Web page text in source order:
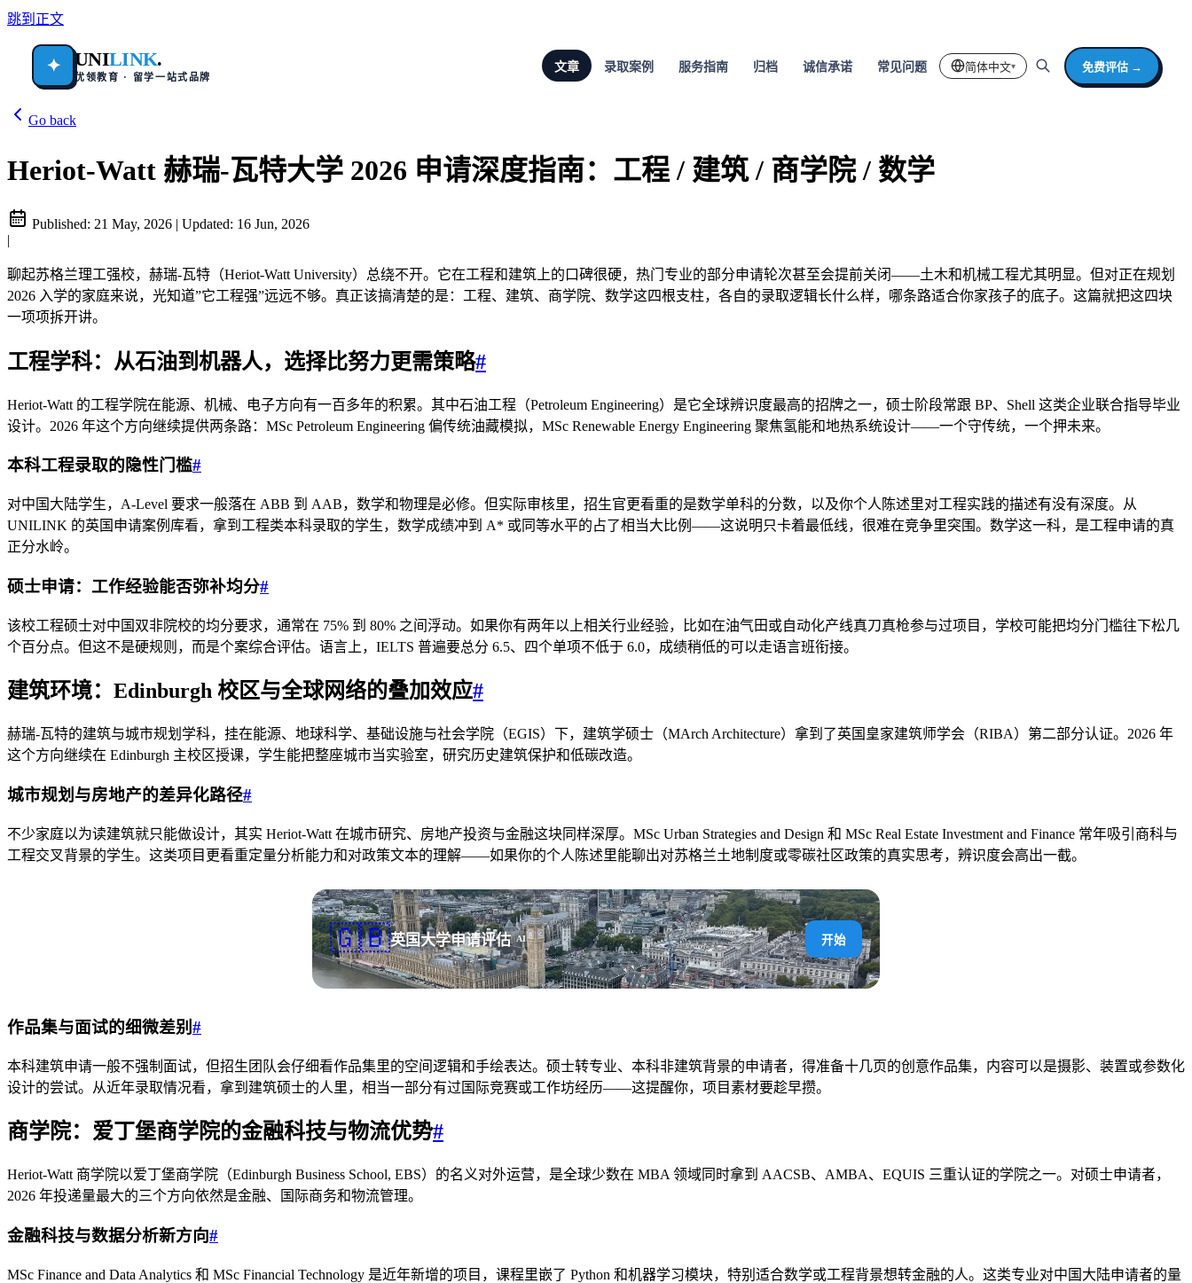
跳到正文
✦ UNILINK.
优领教育 · 留学一站式品牌
文章 录取案例 服务指南 归档 诚信承诺 常见问题 简体中文▾ 免费评估 →
Go back
Heriot-Watt 赫瑞-瓦特大学 2026 申请深度指南：工程 / 建筑 / 商学院 / 数学
Published: 21 May, 2026 | Updated: 16 Jun, 2026
|
聊起苏格兰理工强校，赫瑞-瓦特（Heriot-Watt University）总绕不开。它在工程和建筑上的口碑很硬，热门专业的部分申请轮次甚至会提前关闭——土木和机械工程尤其明显。但对正在规划
2026 入学的家庭来说，光知道”它工程强”远远不够。真正该搞清楚的是：工程、建筑、商学院、数学这四根支柱，各自的录取逻辑长什么样，哪条路适合你家孩子的底子。这篇就把这四块
一项项拆开讲。
工程学科：从石油到机器人，选择比努力更需策略#
Heriot-Watt 的工程学院在能源、机械、电子方向有一百多年的积累。其中石油工程（Petroleum Engineering）是它全球辨识度最高的招牌之一，硕士阶段常跟 BP、Shell 这类企业联合指导毕业
设计。2026 年这个方向继续提供两条路：MSc Petroleum Engineering 偏传统油藏模拟，MSc Renewable Energy Engineering 聚焦氢能和地热系统设计——一个守传统，一个押未来。
本科工程录取的隐性门槛#
对中国大陆学生，A-Level 要求一般落在 ABB 到 AAB，数学和物理是必修。但实际审核里，招生官更看重的是数学单科的分数，以及你个人陈述里对工程实践的描述有没有深度。从
UNILINK 的英国申请案例库看，拿到工程类本科录取的学生，数学成绩冲到 A* 或同等水平的占了相当大比例——这说明只卡着最低线，很难在竞争里突围。数学这一科，是工程申请的真
正分水岭。
硕士申请：工作经验能否弥补均分#
该校工程硕士对中国双非院校的均分要求，通常在 75% 到 80% 之间浮动。如果你有两年以上相关行业经验，比如在油气田或自动化产线真刀真枪参与过项目，学校可能把均分门槛往下松几
个百分点。但这不是硬规则，而是个案综合评估。语言上，IELTS 普遍要总分 6.5、四个单项不低于 6.0，成绩稍低的可以走语言班衔接。
建筑环境：Edinburgh 校区与全球网络的叠加效应#
赫瑞-瓦特的建筑与城市规划学科，挂在能源、地球科学、基础设施与社会学院（EGIS）下，建筑学硕士（MArch Architecture）拿到了英国皇家建筑师学会（RIBA）第二部分认证。2026 年
这个方向继续在 Edinburgh 主校区授课，学生能把整座城市当实验室，研究历史建筑保护和低碳改造。
城市规划与房地产的差异化路径#
不少家庭以为读建筑就只能做设计，其实 Heriot-Watt 在城市研究、房地产投资与金融这块同样深厚。MSc Urban Strategies and Design 和 MSc Real Estate Investment and Finance 常年吸引商科与
工程交叉背景的学生。这类项目更看重定量分析能力和对政策文本的理解——如果你的个人陈述里能聊出对苏格兰土地制度或零碳社区政策的真实思考，辨识度会高出一截。
🇬🇧英国大学申请评估 AI 开始
作品集与面试的细微差别 #
本科建筑申请一般不强制面试，但招生团队会仔细看作品集里的空间逻辑和手绘表达。硕士转专业、本科非建筑背景的申请者，得准备十几页的创意作品集，内容可以是摄影、装置或参数化
设计的尝试。从近年录取情况看，拿到建筑硕士的人里，相当一部分有过国际竞赛或工作坊经历——这提醒你，项目素材要趁早攒。
商学院：爱丁堡商学院的金融科技与物流优势#
Heriot-Watt 商学院以爱丁堡商学院（Edinburgh Business School, EBS）的名义对外运营，是全球少数在 MBA 领域同时拿到 AACSB、AMBA、EQUIS 三重认证的学院之一。对硕士申请者，
2026 年投递量最大的三个方向依然是金融、国际商务和物流管理。
金融科技与数据分析新方向#
MSc Finance and Data Analytics 和 MSc Financial Technology 是近年新增的项目，课程里嵌了 Python 和机器学习模块，特别适合数学或工程背景想转金融的人。这类专业对中国大陆申请者的量